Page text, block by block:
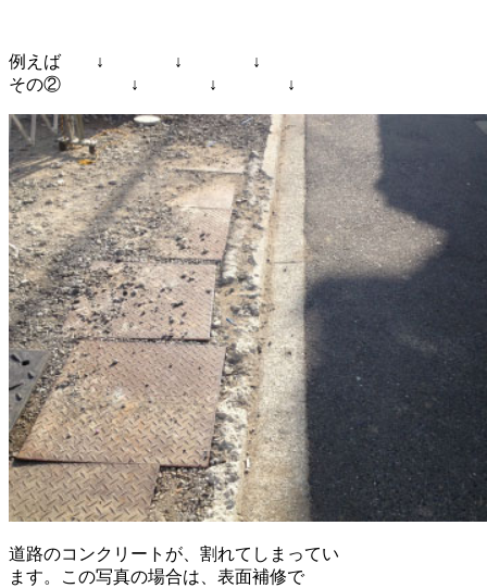
例えば ↓ ↓ ↓
その② ↓ ↓ ↓
道路のコンクリートが、割れてしまってい
ます。この写真の場合は、表面補修で